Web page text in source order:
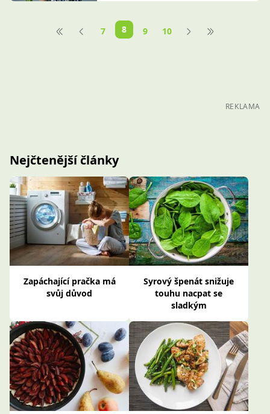
7 8 9 10
REKLAMA
Nejčtenější články
Zapáchající pračka má
svůj důvod
Syrový špenát snižuje
touhu nacpat se
sladkým